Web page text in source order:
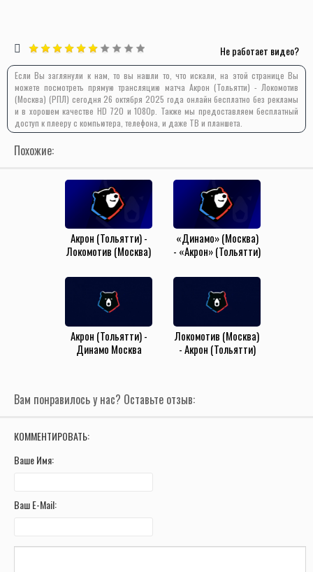
Не работает видео?
Если Вы заглянули к нам, то вы нашли то, что искали, на этой странице Вы
можете посмотреть прямую трансляцию матча Акрон (Тольятти) - Локомотив
(Москва) (РПЛ) сегодня 26 октября 2025 года онлайн бесплатно без рекламы
и в хорошем качестве HD 720 и 1080p. Также мы предоставляем бесплатный
доступ к плееру с компьютера, телефона, и даже ТВ и планшета.
Похожие:
Акрон (Тольятти) -
Локомотив (Москва)
«Динамо» (Москва)
- «Акрон» (Тольятти)
Акрон (Тольятти) -
Динамо Москва
Локомотив (Москва)
- Акрон (Тольятти)
Вам понравилось у нас? Оставьте отзыв:
КОММЕНТИРОВАТЬ:
Ваше Имя:
Ваш E-Mail: